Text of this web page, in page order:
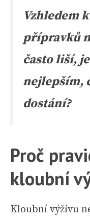
Vzhledem
přípravků
často liší,
nejlepším,
dostání?
Proč
kloubní
Kloubní výživu